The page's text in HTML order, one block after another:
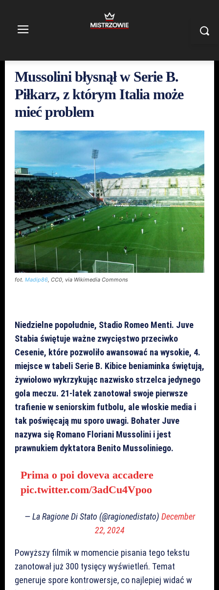
Mussolini błysnął w Serie B.
Piłkarz, z którym Italia może
mieć problem
fot. Madip86, CC0, via Wikimedia Commons
Niedzielne popołudnie, Stadio Romeo Menti. Juve
Stabia świętuje ważne zwycięstwo przeciwko
Cesenie, które pozwoliło awansować na wysokie, 4.
miejsce w tabeli Serie B. Kibice beniaminka świętują,
żywiołowo wykrzykując nazwisko strzelca jedynego
gola meczu. 21-latek zanotował swoje pierwsze
trafienie w seniorskim futbolu, ale włoskie media i
tak poświęcają mu sporo uwagi. Bohater Juve
nazywa się Romano Floriani Mussolini i jest
prawnukiem dyktatora Benito Mussoliniego.
Prima o poi doveva accadere
pic.twitter.com/3adCu4Vpoo
— La Ragione Di Stato (@ragionedistato) December
22, 2024
Powyższy filmik w momencie pisania tego tekstu
zanotował już 300 tysięcy wyświetleń. Temat
generuje spore kontrowersje, co najlepiej widać w